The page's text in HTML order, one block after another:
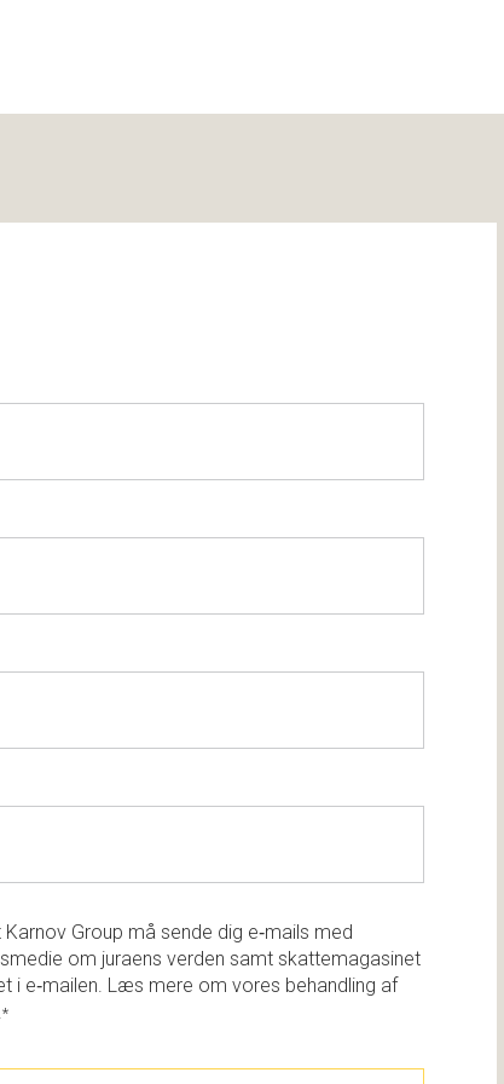
Group må sende dig e‑mails med
om juraens verden samt skattemagasinet
i e‑mailen. Læs mere om vores behandling af
.*